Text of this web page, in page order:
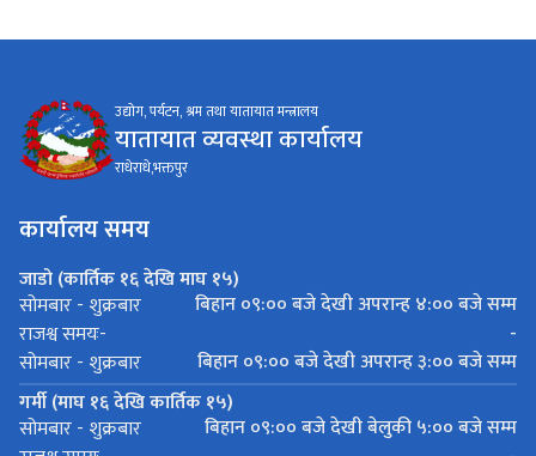
उद्योग, पर्यटन, श्रम तथा यातायात मन्त्रालय
यातायात व्यवस्था कार्यालय
राधेराधे,भक्तपुर
कार्यालय समय
जाडो (कार्तिक १६ देखि माघ १५)
सोमबार - शुक्रबार
बिहान ०९:०० बजे देखी अपरान्ह ४:०० बजे सम्म
राजश्व समयः-
-
सोमबार - शुक्रबार
बिहान ०९:०० बजे देखी अपरान्ह ३:०० बजे सम्म
गर्मी (माघ १६ देखि कार्तिक १५)
सोमबार - शुक्रबार
बिहान ०९:०० बजे देखी बेलुकी ५:०० बजे सम्म